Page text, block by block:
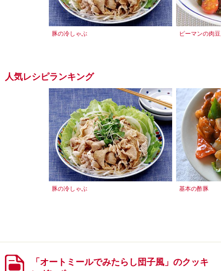
豚の冷しゃぶ ピーマンの肉
人気レシピランキング
豚の冷しゃぶ 基本の酢豚
「オートミールでみたらし団子風」のクッキ